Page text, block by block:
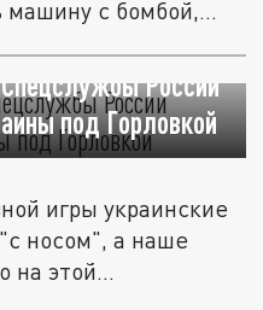
с бомбой,...
России
под Горловкой
игры украинские
носом", а наше
на этой...